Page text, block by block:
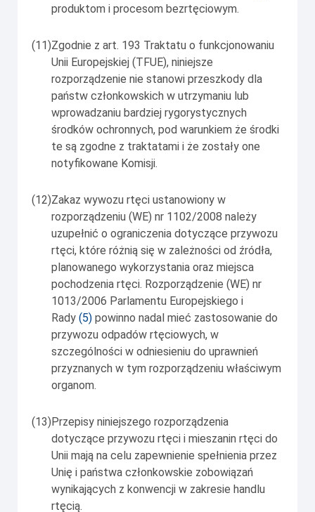
produktom i procesom bezrtęciowym.
(11)Zgodnie z art. 193 Traktatu o funkcjonowaniu
Unii Europejskiej (TFUE), niniejsze
rozporządzenie nie stanowi przeszkody dla
państw członkowskich w utrzymaniu lub
wprowadzaniu bardziej rygorystycznych
środków ochronnych, pod warunkiem że środki
te są zgodne z traktatami i że zostały one
notyfikowane Komisji.
(12)Zakaz wywozu rtęci ustanowiony w
rozporządzeniu (WE) nr 1102/2008 należy
uzupełnić o ograniczenia dotyczące przywozu
rtęci, które różnią się w zależności od źródła,
planowanego wykorzystania oraz miejsca
pochodzenia rtęci. Rozporządzenie (WE) nr
1013/2006 Parlamentu Europejskiego i
Rady (5) powinno nadal mieć zastosowanie do
przywozu odpadów rtęciowych, w
szczególności w odniesieniu do uprawnień
przyznanych w tym rozporządzeniu właściwym
organom.
(13) Przepisy niniejszego rozporządzenia
dotyczące przywozu rtęci i mieszanin rtęci do
Unii mają na celu zapewnienie spełnienia przez
Unię i państwa członkowskie zobowiązań
wynikających z konwencji w zakresie handlu
rtęcią.